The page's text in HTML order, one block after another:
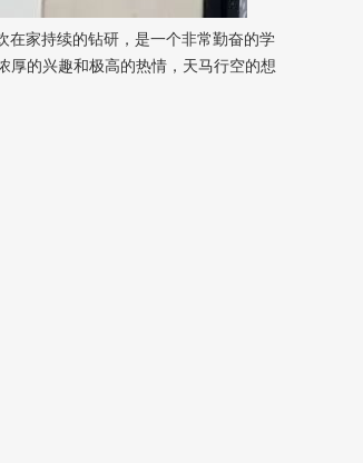
在家持续的钻研，是一个非常勤奋的学
厚的兴趣和极高的热情，天马行空的想